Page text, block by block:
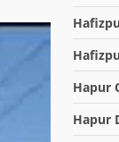
Hapur
Hapur